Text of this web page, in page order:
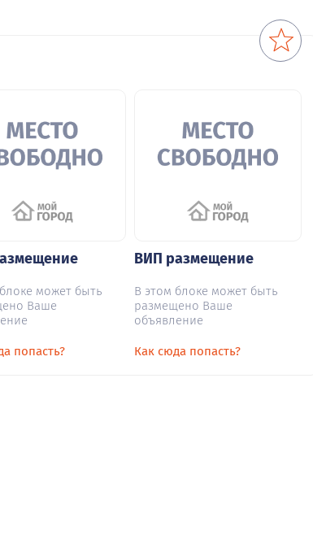
может быть
Ваше
попасть?
ВИП размещение
В этом блоке может быть
размещено Ваше
объявление
Как сюда попасть?